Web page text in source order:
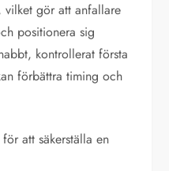
vilket gör att anfallare
positionera sig
kontrollerat första
förbättra timing och
att säkerställa en